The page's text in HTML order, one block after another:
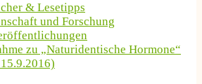
& Lesetipps
und Forschung
zu „Naturidentische Hormone“